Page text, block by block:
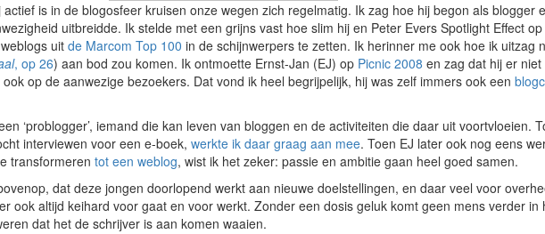
actief is in de blogosfeer kruisen onze wegen zich regelmatig. Ik zag hoe hij begon als blogger
uitbreidde. Ik stelde met een grijns vast hoe slim hij en Peter Evers Spotlight Effect
uit de Marcom Top 100 in de schijnwerpers te zetten. Ik herinner me ook hoe ik uitzag
, op 26) aan bod zou komen. Ik ontmoette Ernst-Jan (EJ) op Picnic 2008 en zag dat hij er
op de aanwezige bezoekers. Dat vond ik heel begrijpelijk, hij was zelf immers ook een
‘problogger’, iemand die kan leven van bloggen en de activiteiten die daar uit voortvloeien.
interviewen voor een e-boek, werkte ik daar graag aan mee. Toen EJ later ook nog eens
transformeren tot een weblog, wist ik het zeker: passie en ambitie gaan heel goed samen.
dat deze jongen doorlopend werkt aan nieuwe doelstellingen, en daar veel voor
ook altijd keihard voor gaat en voor werkt. Zonder een dosis geluk komt geen mens verder in
dat het de schrijver is aan komen waaien.